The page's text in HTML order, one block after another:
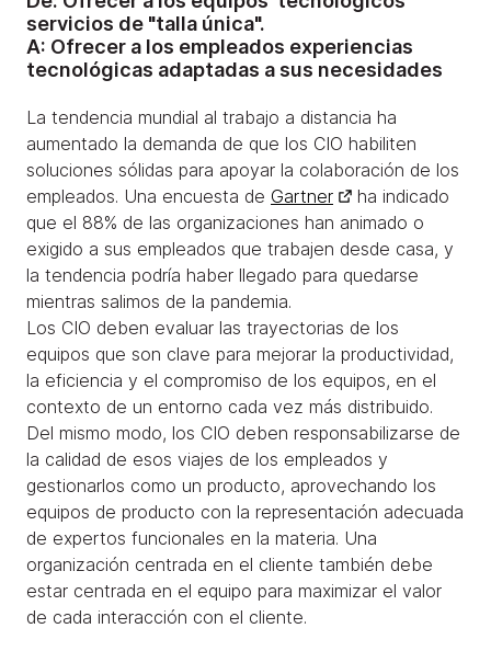
servicios de "talla única".
A: Ofrecer a los empleados experiencias
tecnológicas adaptadas a sus necesidades
La tendencia mundial al trabajo a distancia ha
aumentado la demanda de que los CIO habiliten
soluciones sólidas para apoyar la colaboración de los
empleados. Una encuesta de Gartner
ha indicado
que el 88% de las organizaciones han animado o
exigido a sus empleados que trabajen desde casa, y
la tendencia podría haber llegado para quedarse
mientras salimos de la pandemia.
Los CIO deben evaluar las trayectorias de los
equipos que son clave para mejorar la productividad,
la eficiencia y el compromiso de los equipos, en el
contexto de un entorno cada vez más distribuido.
Del mismo modo, los CIO deben responsabilizarse de
la calidad de esos viajes de los empleados y
gestionarlos como un producto, aprovechando los
equipos de producto con la representación adecuada
de expertos funcionales en la materia. Una
organización centrada en el cliente también debe
estar centrada en el equipo para maximizar el valor
de cada interacción con el cliente.